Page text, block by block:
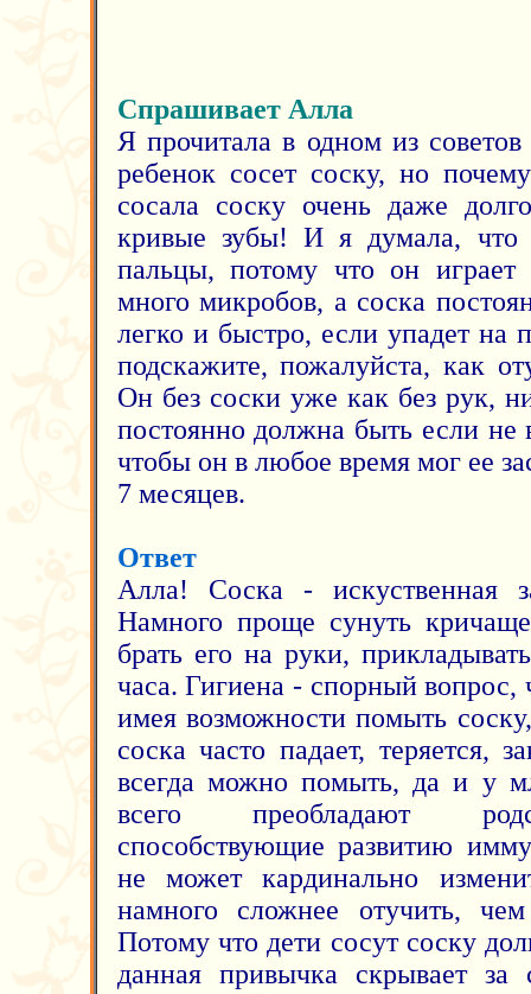
Спрашивает Алла
Я прочитала в одном из
ребенок сосет соску, но
сосала соску очень даже
кривые зубы! И я думала, что
пальцы, потому что он
много микробов, а соска
легко и быстро, если упадет на
подскажите, пожалуйста, как
Он без соски уже как без рук,
постоянно должна быть если не
чтобы он в любое время мог ее
7 месяцев.
Ответ
Алла! Соска - искуственная
Намного проще сунуть
брать его на руки,
часа. Гигиена - спорный
имея возможности помыть
соска часто падает, теряется,
всегда можно помыть, да и у
всего преобладают
способствующие развитию
не может кардинально
намного сложнее отучить,
Потому что дети сосут соску
данная привычка скрывает за